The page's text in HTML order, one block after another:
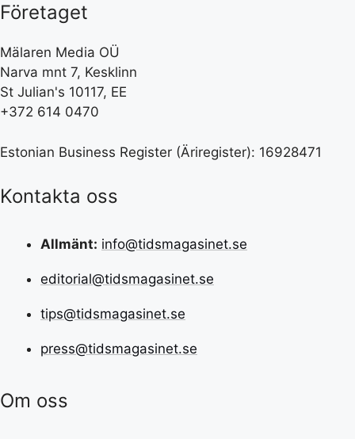
Företaget
Mälaren Media OÜ
Narva mnt 7, Kesklinn
St Julian's 10117, EE
+372 614 0470
Estonian Business Register (Äriregister): 16928471
Kontakta oss
Allmänt: info@tidsmagasinet.se
editorial@tidsmagasinet.se
tips@tidsmagasinet.se
press@tidsmagasinet.se
Om oss